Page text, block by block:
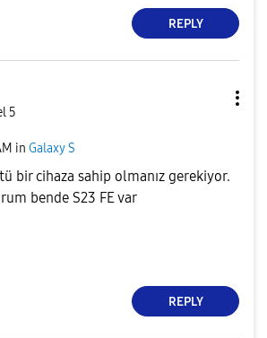
REPLY
5
in Galaxy S
bir cihaza sahip olmanız gerekiyor.
bende S23 FE var
REPLY